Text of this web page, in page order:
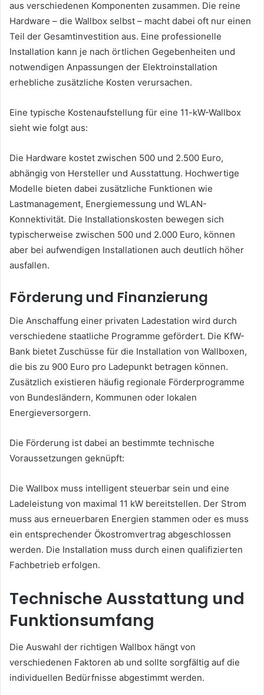
aus verschiedenen Komponenten zusammen. Die reine
Hardware – die Wallbox selbst – macht dabei oft nur einen
Teil der Gesamtinvestition aus. Eine professionelle
Installation kann je nach örtlichen Gegebenheiten und
notwendigen Anpassungen der Elektroinstallation
erhebliche zusätzliche Kosten verursachen.
Eine typische Kostenaufstellung für eine 11-kW-Wallbox
sieht wie folgt aus:
Die Hardware kostet zwischen 500 und 2.500 Euro,
abhängig von Hersteller und Ausstattung. Hochwertige
Modelle bieten dabei zusätzliche Funktionen wie
Lastmanagement, Energiemessung und WLAN-
Konnektivität. Die Installationskosten bewegen sich
typischerweise zwischen 500 und 2.000 Euro, können
aber bei aufwendigen Installationen auch deutlich höher
ausfallen.
Förderung und Finanzierung
Die Anschaffung einer privaten Ladestation wird durch
verschiedene staatliche Programme gefördert. Die KfW-
Bank bietet Zuschüsse für die Installation von Wallboxen,
die bis zu 900 Euro pro Ladepunkt betragen können.
Zusätzlich existieren häufig regionale Förderprogramme
von Bundesländern, Kommunen oder lokalen
Energieversorgern.
Die Förderung ist dabei an bestimmte technische
Voraussetzungen geknüpft:
Die Wallbox muss intelligent steuerbar sein und eine
Ladeleistung von maximal 11 kW bereitstellen. Der Strom
muss aus erneuerbaren Energien stammen oder es muss
ein entsprechender Ökostromvertrag abgeschlossen
werden. Die Installation muss durch einen qualifizierten
Fachbetrieb erfolgen.
Technische Ausstattung und
Funktionsumfang
Die Auswahl der richtigen Wallbox hängt von
verschiedenen Faktoren ab und sollte sorgfältig auf die
individuellen Bedürfnisse abgestimmt werden.